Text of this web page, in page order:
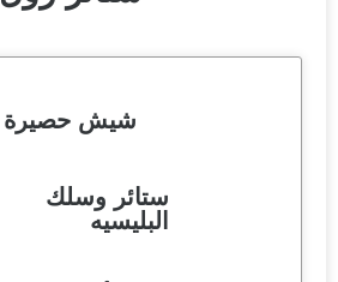
شيش حصيرة
ستائر وسلك
البليسيه